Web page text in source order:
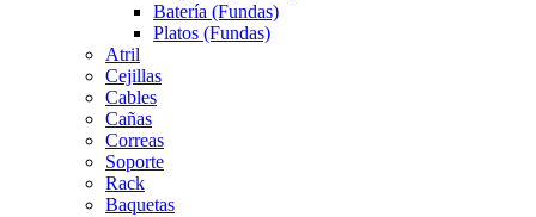
Batería (Fundas)
Platos (Fundas)
Atril
Cejillas
Cables
Cañas
Correas
Soporte
Rack
Baquetas